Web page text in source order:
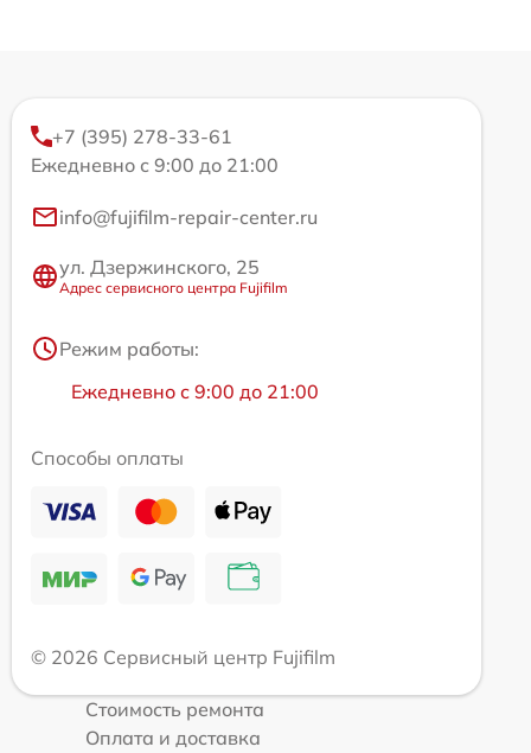
+7 (395) 278-33-61
Ежедневно с 9:00 до 21:00
info@fujifilm-repair-center.ru
ул. Дзержинского, 25
Адрес сервисного центра Fujifilm
Режим работы:
Ежедневно с 9:00 до 21:00
Способы оплаты
© 2026 Сервисный центр Fujifilm
Стоимость ремонта
Оплата и доставка